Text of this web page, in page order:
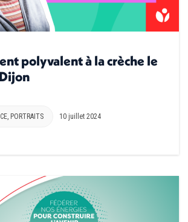
polyvalent à la crèche le
, PORTRAITS 10 juillet 2024